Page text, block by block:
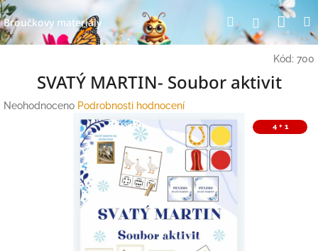
Přejít
na
obsah
Broučkovy materiály HledatPřihlášení
Kód: 700
SVATÝ MARTIN- Soubor aktivit
Průměrné
Neohodnoceno Podrobnosti hodnocení
4 + 1